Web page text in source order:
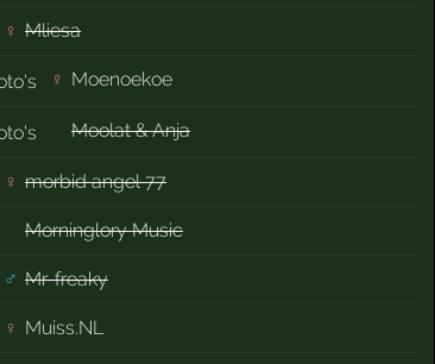
♀ Mliesa
♀ Moenoekoe
Moolat & Anja
♀ morbid angel 77
Morninglory Music
♂ Mr-freaky
♀ Muiss.NL